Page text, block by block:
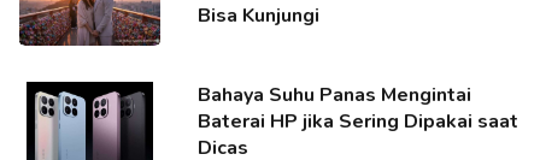
Bisa Kunjungi
Bahaya Suhu Panas Mengintai
Baterai HP jika Sering Dipakai saat
Dicas